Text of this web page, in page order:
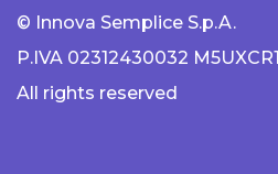
© Innova Semplice S.p.A.
P.IVA 02312430032 M5UXCR1
All rights reserved